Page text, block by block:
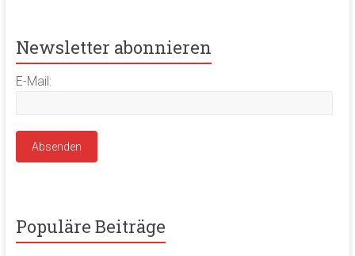
Newsletter abonnieren
E-Mail:
Populäre Beiträge